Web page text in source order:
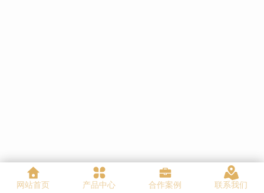
网站首页 产品中心 合作案例 联系我们